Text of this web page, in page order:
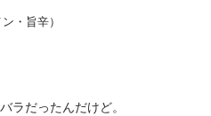
・旨辛）
ラだったんだけど。